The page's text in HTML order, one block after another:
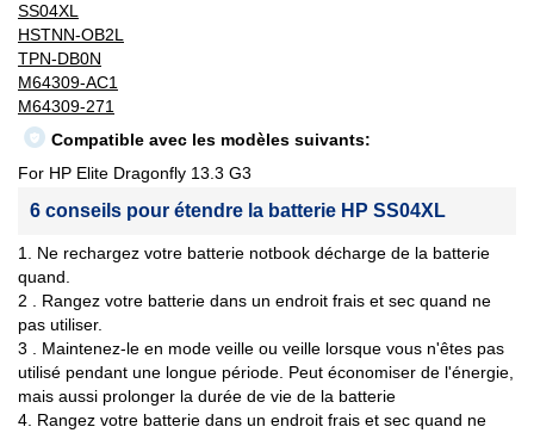
SS04XL
HSTNN-OB2L
TPN-DB0N
M64309-AC1
M64309-271
Compatible avec les modèles suivants:
For HP Elite Dragonfly 13.3 G3
6 conseils pour étendre la batterie HP SS04XL
1. Ne rechargez votre batterie notbook décharge de la batterie
quand.
2 . Rangez votre batterie dans un endroit frais et sec quand ne
pas utiliser.
3 . Maintenez-le en mode veille ou veille lorsque vous n'êtes pas
utilisé pendant une longue période. Peut économiser de l'énergie,
mais aussi prolonger la durée de vie de la batterie
4. Rangez votre batterie dans un endroit frais et sec quand ne